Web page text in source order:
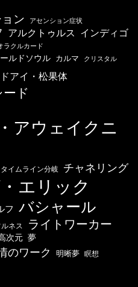
ン アセンション症状
アルクトゥルス インディゴ
ラクルカード
ルドソウル カルマ クリスタル
アイ・松果体
ド
アウェイクニ
タイムライン分岐 チャネリング
エリック
フ バシャール
ネス ライトワーカー
次元 夢
のワーク 明晰夢 瞑想